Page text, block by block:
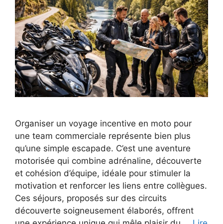
Organiser un voyage incentive en moto pour
une team commerciale représente bien plus
qu’une simple escapade. C’est une aventure
motorisée qui combine adrénaline, découverte
et cohésion d’équipe, idéale pour stimuler la
motivation et renforcer les liens entre collègues.
Ces séjours, proposés sur des circuits
découverte soigneusement élaborés, offrent